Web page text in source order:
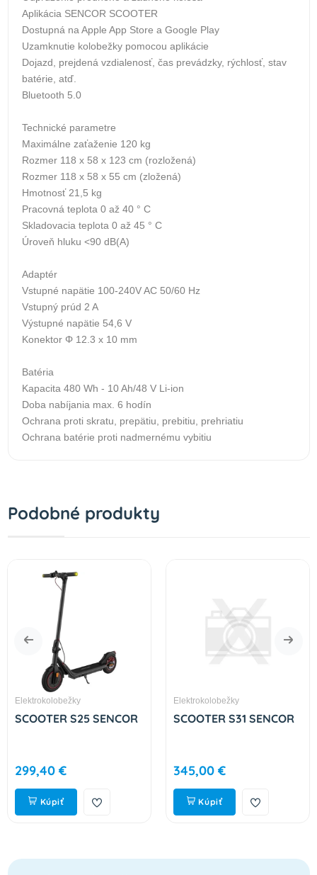
Aplikácia SENCOR SCOOTER
Dostupná na Apple App Store a Google Play
Uzamknutie kolobežky pomocou aplikácie
Dojazd, prejdená vzdialenosť, čas prevádzky, rýchlosť, stav
batérie, atď.
Bluetooth 5.0
Technické parametre
Maximálne zaťaženie 120 kg
Rozmer 118 x 58 x 123 cm (rozložená)
Rozmer 118 x 58 x 55 cm (zložená)
Hmotnosť 21,5 kg
Pracovná teplota 0 až 40 ° C
Skladovacia teplota 0 až 45 ° C
Úroveň hluku <90 dB(A)
Adaptér
Vstupné napätie 100-240V AC 50/60 Hz
Vstupný prúd 2 A
Výstupné napätie 54,6 V
Konektor Φ 12.3 x 10 mm
Batéria
Kapacita 480 Wh - 10 Ah/48 V Li-ion
Doba nabíjania max. 6 hodín
Ochrana proti skratu, prepätiu, prebitiu, prehriatiu
Ochrana batérie proti nadmernému vybitiu
Podobné produkty
Elektrokolobežky
SCOOTER S25 SENCOR
299,40 €
Kúpiť
Elektrokolobežky
SCOOTER S31 SENCOR
345,00 €
Kúpiť